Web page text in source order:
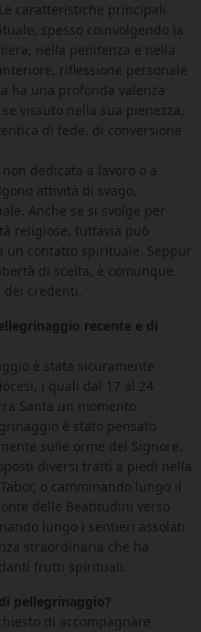
caratteristiche principali
spesso coinvolgendo la
nella penitenza e nella
riflessione personale
ha una profonda valenza
vissuto nella sua pienezza,
di fede, di conversione
dedicata a lavoro o a
attività di svago,
Anche se si svolge per
religiose, tuttavia può
un contatto spirituale. Seppur
di scelta, è comunque
credenti.
recente e di
è stata sicuramente
i quali dal 17 al 24
Santa un momento
è stato pensato
sulle orme del Signore.
diversi tratti a piedi nella
o camminando lungo il
delle Beatitudini verso
lungo i sentieri assolati
straordinaria che ha
frutti spirituali.
pellegrinaggio?
di accompagnare